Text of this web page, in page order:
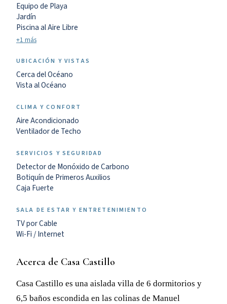
Equipo de Playa
Jardín
Piscina al Aire Libre
+1 más
UBICACIÓN Y VISTAS
Cerca del Océano
Vista al Océano
CLIMA Y CONFORT
Aire Acondicionado
Ventilador de Techo
SERVICIOS Y SEGURIDAD
Detector de Monóxido de Carbono
Botiquín de Primeros Auxilios
Caja Fuerte
SALA DE ESTAR Y ENTRETENIMIENTO
TV por Cable
Wi-Fi / Internet
Acerca de Casa Castillo
Casa Castillo es una aislada villa de 6 dormitorios y
6,5 baños escondida en las colinas de Manuel